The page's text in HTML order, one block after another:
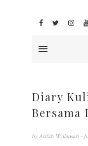
Diary
Bersama
by Arifah Wulansari -